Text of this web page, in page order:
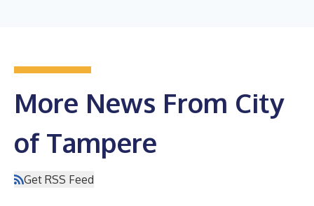
More News From City
of Tampere
Get RSS Feed